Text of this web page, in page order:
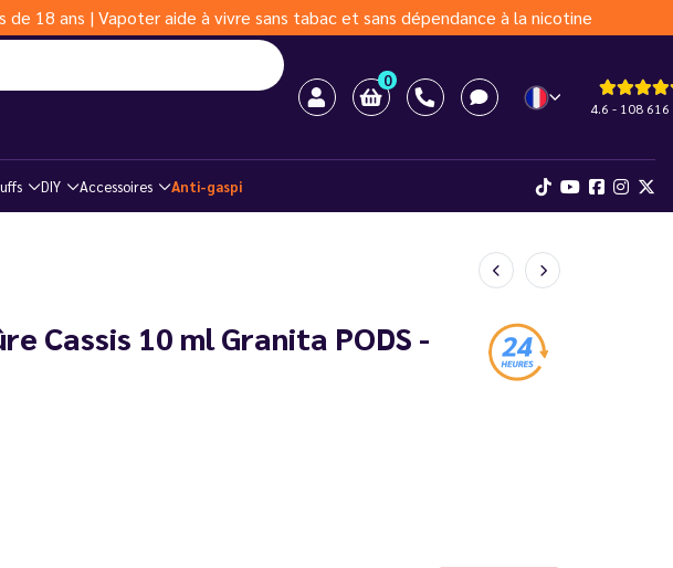
18 ans | Vapoter aide à vivre sans tabac et sans dépendance à la nicotine
0
4.6 - 108 616
DIY Accessoires Anti-gaspi
Cassis 10 ml Granita PODS -